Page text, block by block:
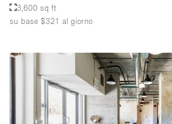
Terrazza
Altro
3,600 sq ft
su base $321 al giorno